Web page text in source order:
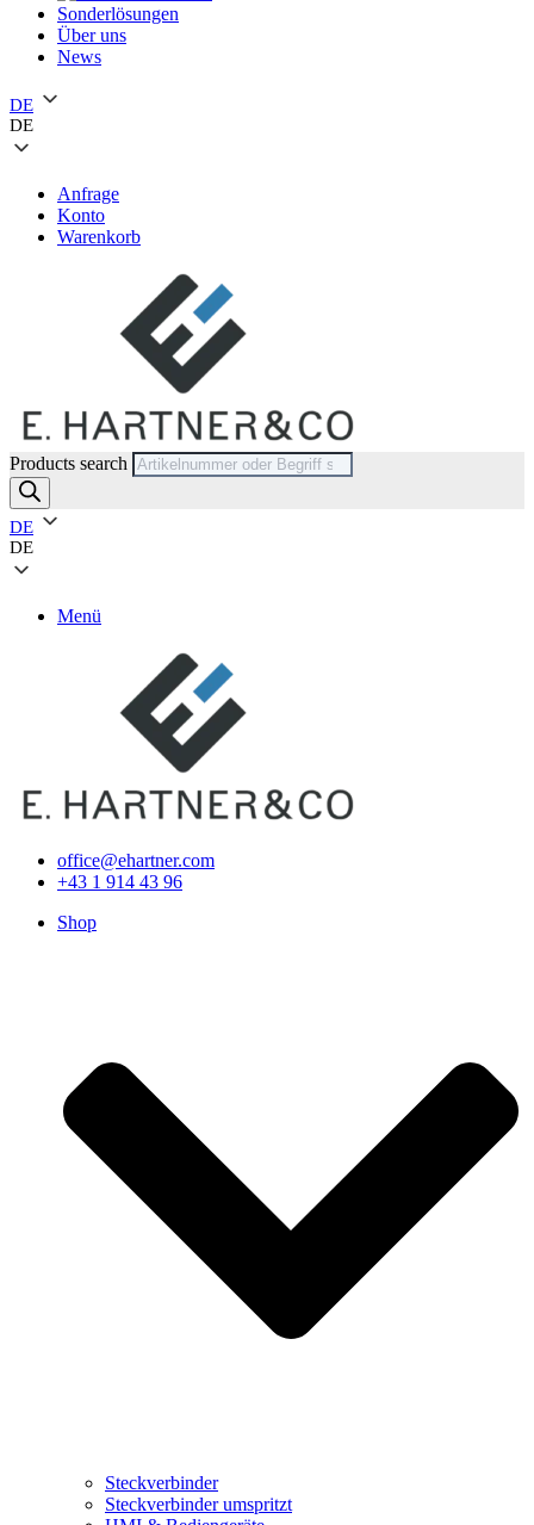
Sonderlösungen
Über uns
News
DE
DE
Anfrage
Konto
Warenkorb
Products search
DE
DE
Menü
office@ehartner.com
+43 1 914 43 96
Shop
Steckverbinder
Steckverbinder umspritzt